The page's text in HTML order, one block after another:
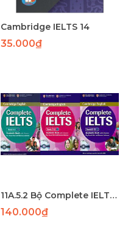
Cambridge IELTS 14
35.000₫
11A.5.2 Bộ Complete IELTS band 5 - 6.5 (SB+WB) (152+67) bỏ key - LASER
140.000₫